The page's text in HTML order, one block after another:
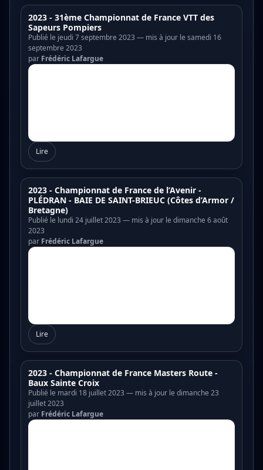
2023 - 31ème Championnat de France VTT des
Sapeurs Pompiers
Publié le jeudi 7 septembre 2023 — mis à jour le samedi 16
septembre 2023
par Frédéric Lafargue
Lire
2023 - Championnat de France de l’Avenir -
PLÉDRAN - BAIE DE SAINT-BRIEUC (Côtes d’Armor /
Bretagne)
Publié le lundi 24 juillet 2023 — mis à jour le dimanche 6 août
2023
par Frédéric Lafargue
Lire
2023 - Championnat de France Masters Route -
Baux Sainte Croix
Publié le mardi 18 juillet 2023 — mis à jour le dimanche 23
juillet 2023
par Frédéric Lafargue